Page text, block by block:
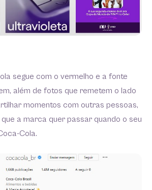
segue com o vermelho e a fonte
além de fotos que remetem o lado
momentos com outras pessoas,
a marca quer passar quando o seu
Cola.